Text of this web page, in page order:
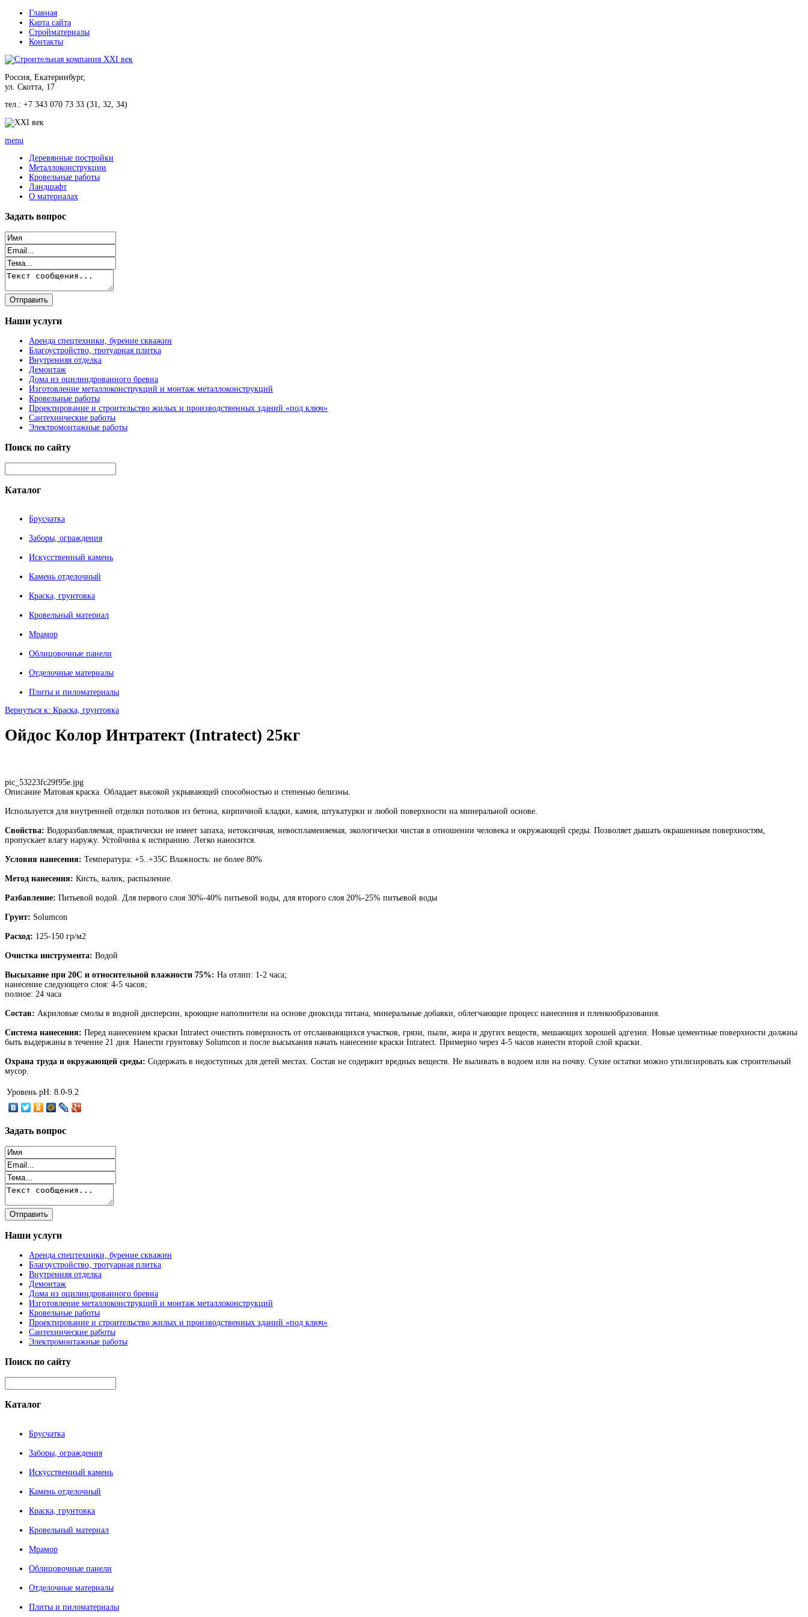
Главная
Карта сайта
Стройматериалы
Контакты
Россия, Екатеринбург,
ул. Скотта, 17
тел.: +7 343 070 73 33 (31, 32, 34)
menu
Деревянные постройки
Металлоконструкции
Кровельные работы
Ландшафт
О материалах
Задать вопрос
Наши услуги
Аренда спецтехники, бурение скважин
Благоустройство, тротуарная плитка
Внутренняя отделка
Демонтаж
Дома из оцилиндрованного бревна
Изготовление металлоконструкций и монтаж металлоконструкций
Кровельные работы
Проектирование и строительство жилых и производственных зданий «под ключ»
Сантехнические работы
Электромонтажные работы
Поиск по сайту
Каталог
Брусчатка
Заборы, ограждения
Искусственный камень
Камень отделочный
Краска, грунтовка
Кровельный материал
Мрамор
Облицовочные панели
Отделочные материалы
Плиты и пиломатериалы
Вернуться к: Краска, грунтовка
Ойдос Колор Интратект (Intratect) 25кг
pic_53223fc29f95e.jpg
Описание Матовая краска. Обладает высокой укрывающей способностью и степенью белизны.
Используется для внутренней отделки потолков из бетона, кирпичной кладки, камня, штукатурки и любой поверхности на минеральной основе.
Свойства: Водоразбавляемая, практически не имеет запаха, нетоксичная, невоспламеняемая, экологически чистая в отношении человека и окружающей среды. Позволяет дышать окрашенным поверхностям,
пропускает влагу наружу. Устойчива к истиранию. Легко наносится.
Условия нанесения: Температура: +5..+35С Влажность: не более 80%
Метод нанесения: Кисть, валик, распыление.
Разбавление: Питьевой водой. Для первого слоя 30%-40% питьевой воды, для второго слоя 20%-25% питьевой воды
Грунт: Solumcon
Расход: 125-150 гр/м2
Очистка инструмента: Водой
Высыхание при 20С и относительной влажности 75%: На отлип: 1-2 часа;
нанесение следующего слоя: 4-5 часов;
полное: 24 часа
Состав: Акриловые смолы в водной дисперсии, кроющие наполнители на основе диоксида титана, минеральные добавки, облегчающие процесс нанесения и пленкообразования.
Система нанесения: Перед нанесением краски Intratect очистить поверхность от отслаивающихся участков, грязи, пыли, жира и других веществ, мешающих хорошей адгезии. Новые цементные поверхности должны
быть выдержаны в течение 21 дня. Нанести грунтовку Solumcon и после высыхания начать нанесение краски Intratect. Примерно через 4-5 часов нанести второй слой краски.
Охрана труда и окружающей среды: Содержать в недоступных для детей местах. Состав не содержит вредных веществ. Не выливать в водоем или на почву. Сухие остатки можно утилизировать как строительный
мусор.
Уровень pH: 8.0-9.2
Задать вопрос
Наши услуги
Аренда спецтехники, бурение скважин
Благоустройство, тротуарная плитка
Внутренняя отделка
Демонтаж
Дома из оцилиндрованного бревна
Изготовление металлоконструкций и монтаж металлоконструкций
Кровельные работы
Проектирование и строительство жилых и производственных зданий «под ключ»
Сантехнические работы
Электромонтажные работы
Поиск по сайту
Каталог
Брусчатка
Заборы, ограждения
Искусственный камень
Камень отделочный
Краска, грунтовка
Кровельный материал
Мрамор
Облицовочные панели
Отделочные материалы
Плиты и пиломатериалы